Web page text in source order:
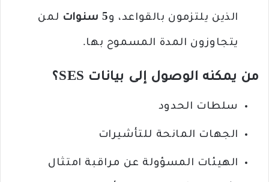
الذين يلتزمون بالقواعد، و5 سنوات لمن
يتجاوزون المدة المسموح بها.
من يمكنه الوصول إلى بيانات SES؟
سلطات الحدود
الجهات المانحة للتأشيرات
الهيئات المسؤولة عن مراقبة امتثال